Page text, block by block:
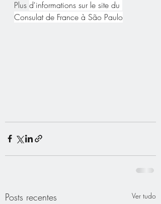
Plus d'informations sur le site du
Consulat de France à São Paulo
Posts recentes Ver tudo